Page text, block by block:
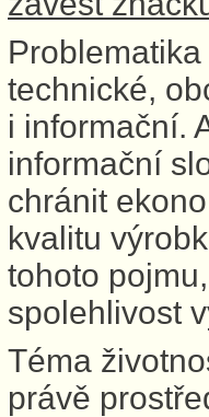
technické,
i informační.
informační
chránit
kvalitu
tohoto
spolehlivost
Téma
právě